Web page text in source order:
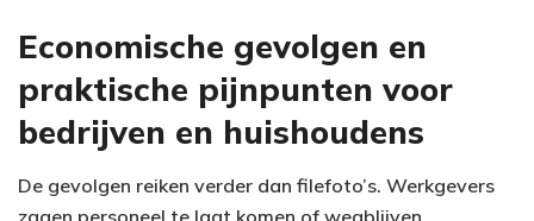
Economische gevolgen en
praktische pijnpunten voor
bedrijven en huishoudens
De gevolgen reiken verder dan filefoto’s. Werkgevers
zagen personeel te laat komen of wegblijven,